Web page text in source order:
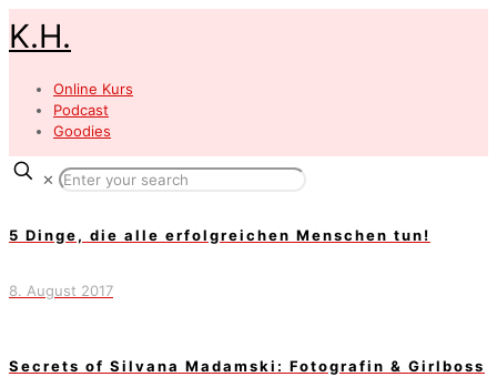
K.H.
Online Kurs
Podcast
Goodies
✕
5 Dinge, die alle erfolgreichen Menschen tun!
8. August 2017
Secrets of Silvana Madamski: Fotografin & Girlboss